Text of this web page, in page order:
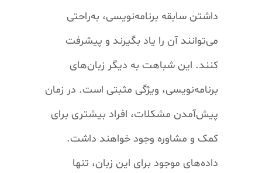
داشتن سابقه برنامه‌نویسی، به‌راحتی
می‌توانند آن را یاد بگیرند و پیشرفت
کنند. این شباهت به دیگر زبان‌های
برنامه‌نویسی، ویژگی مثبتی است. در زمان
پیش‌آمدن مشکلات، افراد بیشتری برای
کمک و مشاوره وجود خواهند داشت.
داده‌های موجود برای این زبان، تنها